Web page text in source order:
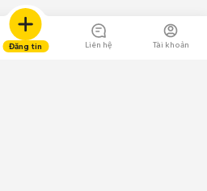
Đăng tin Liên hệ Tài khoản